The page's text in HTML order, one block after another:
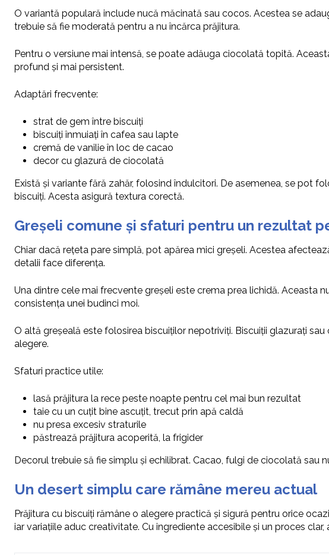
O variantă populară include nucă măcinată sau cocos. Acestea se
trebuie să fie moderată pentru a nu încărca prăjitura.
Pentru o versiune mai intensă, se poate adăuga ciocolată topită.
profund și mai persistent.
Adaptări frecvente:
strat de gem între biscuiți
biscuiți înmuiați în cafea sau lapte
cremă de vanilie în loc de cacao
decor cu glazură de ciocolată
Există și variante fără zahăr, folosind îndulcitori. De asemenea, se pot
biscuiți. Acesta asigură textura corectă.
Greșeli comune și sfaturi pentru un rezultat
Chiar dacă rețeta pare simplă, pot apărea mici greșeli. Acestea
detalii face diferența.
Una dintre cele mai frecvente greșeli este crema prea lichidă. Aceasta
consistența unei budinci moi.
O altă greșeală este folosirea biscuiților nepotriviți. Biscuiții glazurați
alegere.
Sfaturi practice utile:
lasă prăjitura la rece peste noapte pentru cel mai bun rezultat
taie cu un cuțit bine ascuțit, trecut prin apă caldă
nu presa excesiv straturile
păstrează prăjitura acoperită, la frigider
Decorul trebuie să fie simplu și echilibrat. Cacao, fulgi de ciocolată
Un desert simplu care rămâne mereu actual
Prăjitura cu biscuiți rămâne o alegere practică și sigură pentru orice
iar variațiile aduc creativitate. Cu ingrediente accesibile și un proces